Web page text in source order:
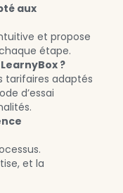
aux
et propose
étape.
?
tarifaires adaptés
d’essai
et la